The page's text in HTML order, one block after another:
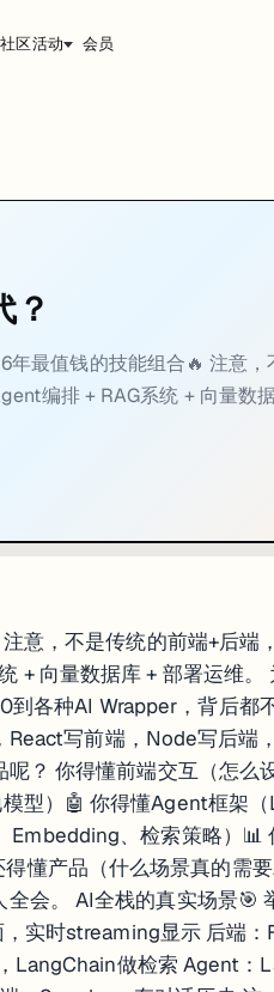
社区活动 会员
一种全新的技能栈：前端界
？
最值钱的技能组合🔥 注意，
编排 + RAG系统 + 向量数
意，不是传统的前端+后端
+ 向量数据库 + 部署运维。
各种AI Wrapper，背后都
React写前端，Node写后端
？ 你得懂前端交互（怎么
型）🤖 你得懂Agent框架（
、检索策略）📊
懂产品（什么场景真的需
会。 AI全栈的真实场景🎯
实时streaming显示 后端：
LangChain做检索 Agent：